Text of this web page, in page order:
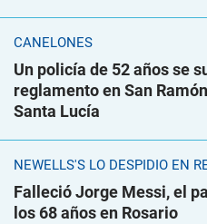
CANELONES
Un policía de 52 años se
reglamento en San
Santa Lucía
NEWELLS'S LO DESPIDIÓ EN
Falleció Jorge Messi, el
los 68 años en Rosario